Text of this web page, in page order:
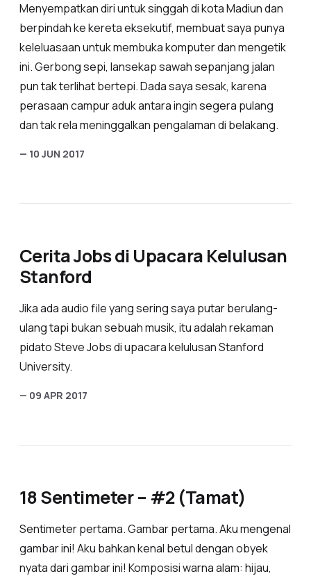
Menyempatkan diri untuk singgah di kota Madiun dan
berpindah ke kereta eksekutif, membuat saya punya
keleluasaan untuk membuka komputer dan mengetik
ini. Gerbong sepi, lansekap sawah sepanjang jalan
pun tak terlihat bertepi. Dada saya sesak, karena
perasaan campur aduk antara ingin segera pulang
dan tak rela meninggalkan pengalaman di belakang.
— 10 JUN 2017
Cerita Jobs di Upacara Kelulusan
Stanford
Jika ada audio file yang sering saya putar berulang-
ulang tapi bukan sebuah musik, itu adalah rekaman
pidato Steve Jobs di upacara kelulusan Stanford
University.
— 09 APR 2017
18 Sentimeter – #2 (Tamat)
Sentimeter pertama. Gambar pertama. Aku mengenal
gambar ini! Aku bahkan kenal betul dengan obyek
nyata dari gambar ini! Komposisi warna alam: hijau,